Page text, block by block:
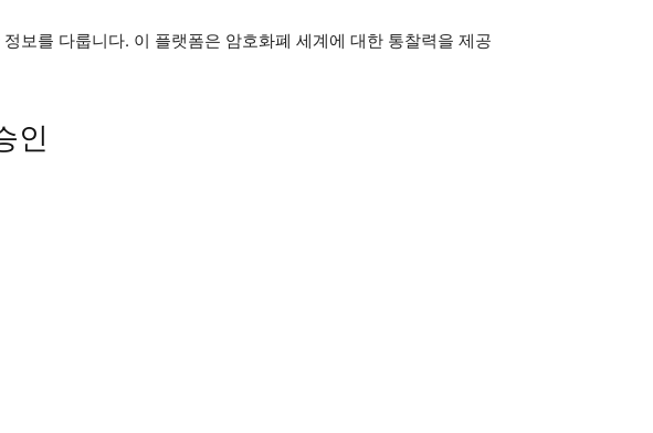
보를 다룹니다. 이 플랫폼은 암호화폐 세계에 대한 통찰력을 제공
인